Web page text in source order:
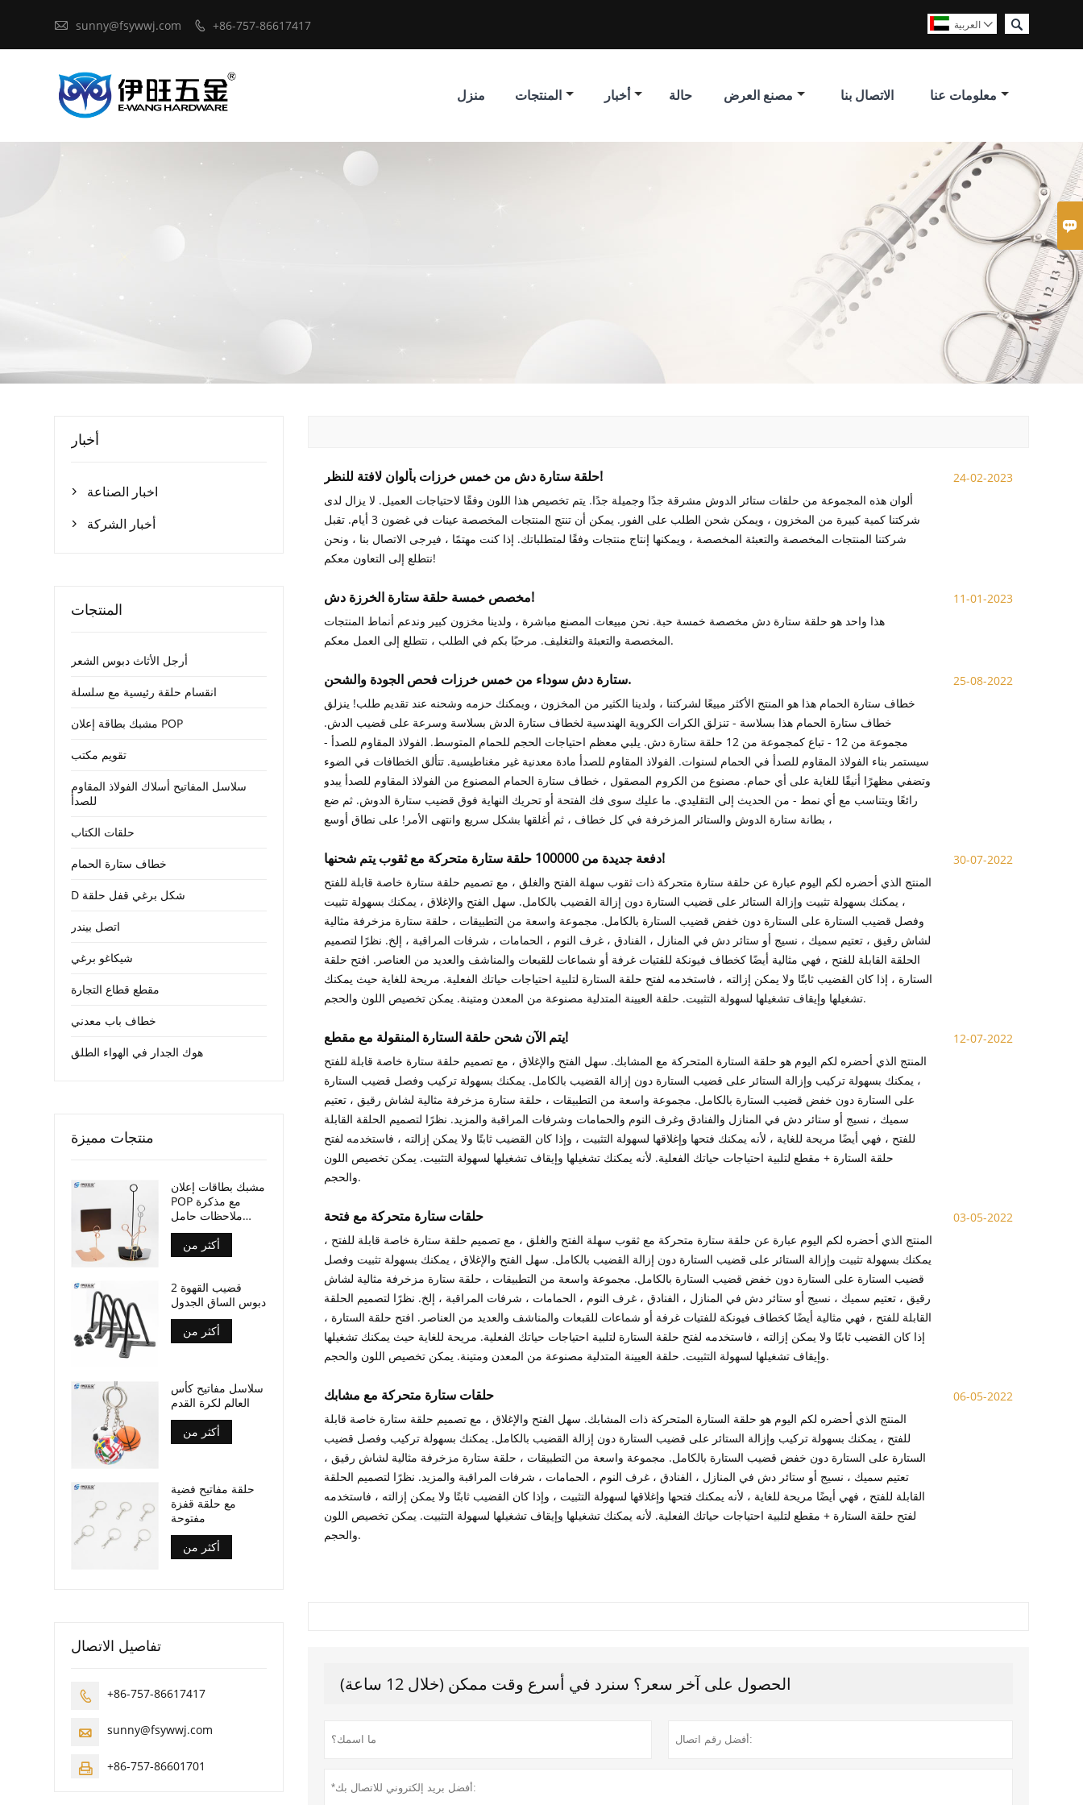

 sunny@fsywwj.com  +86-757-86617417  العربية 
منزل المنتجات أخبار حالة مصنع العرض الاتصال بنا معلومات عنا
حلقة ستارة دش من خمس خرزات بألوان لافتة للنظر!
ألوان هذه المجموعة من حلقات ستائر الدوش مشرقة جدًا وجميلة جدًا. يتم تخصيص هذا اللون وفقًا لاحتياجات العميل. لا يزال لدى
شركتنا كمية كبيرة من المخزون ، ويمكن شحن الطلب على الفور. يمكن أن تنتج المنتجات المخصصة عينات في غضون 3 أيام. تقبل
شركتنا المنتجات المخصصة والتعبئة المخصصة ، ويمكنها إنتاج منتجات وفقًا لمتطلباتك. إذا كنت مهتمًا ، فيرجى الاتصال بنا ، ونحن
نتطلع إلى التعاون معكم!
24-02-2023
مخصص خمسة حلقة ستارة الخرزة دش!
هذا واحد هو حلقة ستارة دش مخصصة خمسة حبة. نحن مبيعات المصنع مباشرة ، ولدينا مخزون كبير وندعم أنماط المنتجات
المخصصة والتعبئة والتغليف. مرحبًا بكم في الطلب ، نتطلع إلى العمل معكم.
11-01-2023
ستارة دش سوداء من خمس خرزات فحص الجودة والشحن.
خطاف ستارة الحمام هذا هو المنتج الأكثر مبيعًا لشركتنا ، ولدينا الكثير من المخزون ، ويمكنك حزمه وشحنه عند تقديم طلب! ينزلق
خطاف ستارة الحمام هذا بسلاسة - تنزلق الكرات الكروية الهندسية لخطاف ستارة الدش بسلاسة وسرعة على قضيب الدش.
مجموعة من 12 - تباع كمجموعة من 12 حلقة ستارة دش. يلبي معظم احتياجات الحجم للحمام المتوسط. الفولاذ المقاوم للصدأ -
سيستمر بناء الفولاذ المقاوم للصدأ في الحمام لسنوات. الفولاذ المقاوم للصدأ مادة معدنية غير مغناطيسية. تتألق الخطافات في الضوء
وتضفي مظهرًا أنيقًا للغاية على أي حمام. مصنوع من الكروم المصقول ، خطاف ستارة الحمام المصنوع من الفولاذ المقاوم للصدأ يبدو
رائعًا ويتناسب مع أي نمط - من الحديث إلى التقليدي. ما عليك سوى فك الفتحة أو تحريك النهاية فوق قضيب ستارة الدوش. ثم ضع
بطانة ستارة الدوش والستائر المزخرفة في كل خطاف ، ثم أغلقها بشكل سريع وانتهى الأمر! على نطاق أوسع ،
25-08-2022
دفعة جديدة من 100000 حلقة ستارة متحركة مع ثقوب يتم شحنها!
المنتج الذي أحضره لكم اليوم عبارة عن حلقة ستارة متحركة ذات ثقوب سهلة الفتح والغلق ، مع تصميم حلقة ستارة خاصة قابلة للفتح
، يمكنك بسهولة تثبيت وإزالة الستائر على قضيب الستارة دون إزالة القضيب بالكامل. سهل الفتح والإغلاق ، يمكنك بسهولة تثبيت
وفصل قضيب الستارة على الستارة دون خفض قضيب الستارة بالكامل. مجموعة واسعة من التطبيقات ، حلقة ستارة مزخرفة مثالية
لشاش رقيق ، تعتيم سميك ، نسيج أو ستائر دش في المنازل ، الفنادق ، غرف النوم ، الحمامات ، شرفات المراقبة ، إلخ. نظرًا لتصميم
الحلقة القابلة للفتح ، فهي مثالية أيضًا كخطاف فيونكة للفتيات غرفة أو شماعات للقبعات والمناشف والعديد من العناصر. افتح حلقة
الستارة ، إذا كان القضيب ثابتًا ولا يمكن إزالته ، فاستخدمه لفتح حلقة الستارة لتلبية احتياجات حياتك الفعلية. مريحة للغاية حيث يمكنك
تشغيلها وإيقاف تشغيلها لسهولة التثبيت. حلقة العيينة المتدلية مصنوعة من المعدن ومتينة. يمكن تخصيص اللون والحجم.
30-07-2022
يتم الآن شحن حلقة الستارة المنقولة مع مقطع!
المنتج الذي أحضره لكم اليوم هو حلقة الستارة المتحركة مع المشابك. سهل الفتح والإغلاق ، مع تصميم حلقة ستارة خاصة قابلة للفتح
، يمكنك بسهولة تركيب وإزالة الستائر على قضيب الستارة دون إزالة القضيب بالكامل. يمكنك بسهولة تركيب وفصل قضيب الستارة
على الستارة دون خفض قضيب الستارة بالكامل. مجموعة واسعة من التطبيقات ، حلقة ستارة مزخرفة مثالية لشاش رقيق ، تعتيم
سميك ، نسيج أو ستائر دش في المنازل والفنادق وغرف النوم والحمامات وشرفات المراقبة والمزيد. نظرًا لتصميم الحلقة القابلة
للفتح ، فهي أيضًا مريحة للغاية ، لأنه يمكنك فتحها وإغلاقها لسهولة التثبيت ، وإذا كان القضيب ثابتًا ولا يمكن إزالته ، فاستخدمه لفتح
حلقة الستارة + مقطع لتلبية احتياجات حياتك الفعلية. لأنه يمكنك تشغيلها وإيقاف تشغيلها لسهولة التثبيت. يمكن تخصيص اللون
والحجم.
12-07-2022
حلقات ستارة متحركة مع فتحة
المنتج الذي أحضره لكم اليوم عبارة عن حلقة ستارة متحركة مع ثقوب سهلة الفتح والغلق ، مع تصميم حلقة ستارة خاصة قابلة للفتح ،
يمكنك بسهولة تثبيت وإزالة الستائر على قضيب الستارة دون إزالة القضيب بالكامل. سهل الفتح والإغلاق ، يمكنك بسهولة تثبيت وفصل
قضيب الستارة على الستارة دون خفض قضيب الستارة بالكامل. مجموعة واسعة من التطبيقات ، حلقة ستارة مزخرفة مثالية لشاش
رقيق ، تعتيم سميك ، نسيج أو ستائر دش في المنازل ، الفنادق ، غرف النوم ، الحمامات ، شرفات المراقبة ، إلخ. نظرًا لتصميم الحلقة
القابلة للفتح ، فهي مثالية أيضًا كخطاف فيونكة للفتيات غرفة أو شماعات للقبعات والمناشف والعديد من العناصر. افتح حلقة الستارة ،
إذا كان القضيب ثابتًا ولا يمكن إزالته ، فاستخدمه لفتح حلقة الستارة لتلبية احتياجات حياتك الفعلية. مريحة للغاية حيث يمكنك تشغيلها
وإيقاف تشغيلها لسهولة التثبيت. حلقة العيينة المتدلية مصنوعة من المعدن ومتينة. يمكن تخصيص اللون والحجم.
03-05-2022
حلقات ستارة متحركة مع مشابك
المنتج الذي أحضره لكم اليوم هو حلقة الستارة المتحركة ذات المشابك. سهل الفتح والإغلاق ، مع تصميم حلقة ستارة خاصة قابلة
للفتح ، يمكنك بسهولة تركيب وإزالة الستائر على قضيب الستارة دون إزالة القضيب بالكامل. يمكنك بسهولة تركيب وفصل قضيب
الستارة على الستارة دون خفض قضيب الستارة بالكامل. مجموعة واسعة من التطبيقات ، حلقة ستارة مزخرفة مثالية لشاش رقيق ،
تعتيم سميك ، نسيج أو ستائر دش في المنازل ، الفنادق ، غرف النوم ، الحمامات ، شرفات المراقبة والمزيد. نظرًا لتصميم الحلقة
القابلة للفتح ، فهي أيضًا مريحة للغاية ، لأنه يمكنك فتحها وإغلاقها لسهولة التثبيت ، وإذا كان القضيب ثابتًا ولا يمكن إزالته ، فاستخدمه
لفتح حلقة الستارة + مقطع لتلبية احتياجات حياتك الفعلية. لأنه يمكنك تشغيلها وإيقاف تشغيلها لسهولة التثبيت. يمكن تخصيص اللون
والحجم.
06-05-2022
الحصول على آخر سعر؟ سنرد في أسرع وقت ممكن (خلال 12 ساعة)
أخبار
 اخبار الصناعة
 أخبار الشركة
المنتجات
أرجل الأثاث دبوس الشعر
انقسام حلقة رئيسية مع سلسلة
مشبك بطاقة إعلان POP
تقويم مكتب
سلاسل المفاتيح أسلاك الفولاذ المقاوم
للصدأ
حلقات الكتاب
خطاف ستارة الحمام
D شكل برغي قفل حلقة
اتصل بيندر
شيكاغو برغي
مقطع قطاع التجارة
خطاف باب معدني
هوك الجدار في الهواء الطلق
منتجات مميزة
مشبك بطاقات إعلان
POP مع مذكرة
ملاحظات حامل
صور
أكثر من
2 قضيب القهوة
دبوس الساق الجدول
أكثر من
سلاسل مفاتيح كأس
العالم لكرة القدم
أكثر من
حلقة مفاتيح فضية
مع حلقة قفزة
مفتوحة
أكثر من
تفاصيل الاتصال
 +86-757-86617417
 sunny@fsywwj.com
 +86-757-86601701